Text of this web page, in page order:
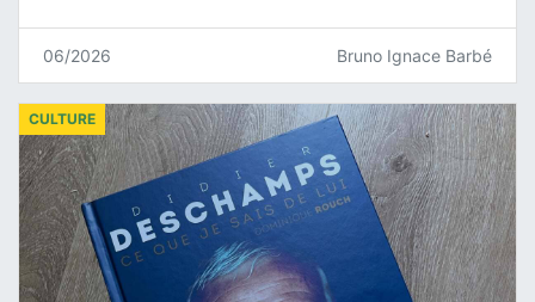
06/2026 Bruno Ignace Barbé
CULTURE